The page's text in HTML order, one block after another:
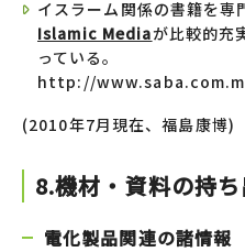
イスラーム関係の書籍を専
Islamic Mediaが比較的充
っている。
http://
(2010年7月現在、福島康博)
8.機材・資料の持
電化製品関連の諸情報